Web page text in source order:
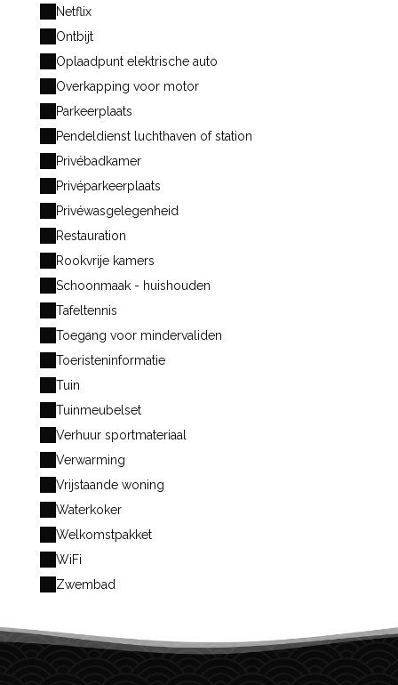
Netflix
Ontbijt
Oplaadpunt elektrische auto
Overkapping voor motor
Parkeerplaats
Pendeldienst luchthaven of station
Privébadkamer
Privéparkeerplaats
Privéwasgelegenheid
Restauration
Rookvrije kamers
Schoonmaak - huishouden
Tafeltennis
Toegang voor mindervaliden
Toeristeninformatie
Tuin
Tuinmeubelset
Verhuur sportmateriaal
Verwarming
Vrijstaande woning
Waterkoker
Welkomstpakket
WiFi
Zwembad